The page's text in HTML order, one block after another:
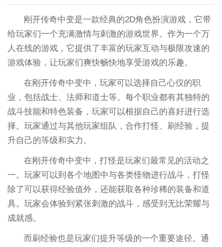
刚开传奇中变是一款经典的2D角色扮演游戏，它带
给玩家们一个充满激情与刺激的游戏世界。作为一个万
人在线的游戏，它提供了丰富的玩家互动与极限攻速的
游戏体验，让玩家们爽快畅快地享受游戏的乐趣。
在刚开传奇中变中，玩家可以选择自己心仪的职
业，包括战士、法师和道士等。每个职业都有其独特的
战斗技能和特色装备，玩家可以根据自己的喜好进行选
择。玩家通过与其他玩家组队，合作打怪、刷经验，提
升自己的等级和实力。
在刚开传奇中变中，打怪是玩家们最常见的活动之
一。玩家可以到各个地图中与各类怪物进行战斗，打怪
除了可以获得经验值外，还能获取各种珍稀的装备和道
具。玩家会体验到紧张刺激的战斗，感受到无比荣耀与
成就感。
而刷经验也是玩家们提升等级的一个重要途径。通